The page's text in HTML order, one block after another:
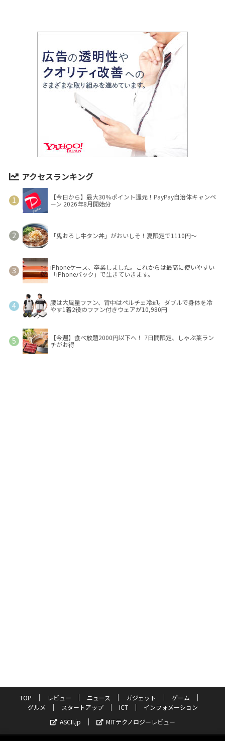
アクセスランキング
【今日から】最大30％ポイント還元！PayPay自治体キャンペ
ーン 2026年8月開始分
「鬼おろし牛タン丼」がおいしそ！夏限定で1110円～
iPhoneケース、卒業しました。これからは最高に使いやすい
「iPhoneバック」で生きていきます。
腰は大風量ファン、背中はペルチェ冷却。ダブルで身体を冷
やす1着2役のファン付きウェアが10,980円
【今週】食べ放題2000円以下へ！ 7日間限定、しゃぶ葉ラン
チがお得
TOP レビュー ニュース ガジェット
ゲーム
グルメ
スタートアップ ICT
インフォメーション
ASCII.jp
MITテクノロジーレビュー